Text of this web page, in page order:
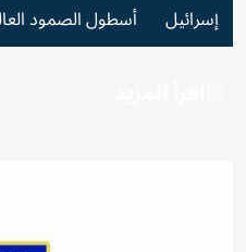
إسرائيل أسطول الصمود